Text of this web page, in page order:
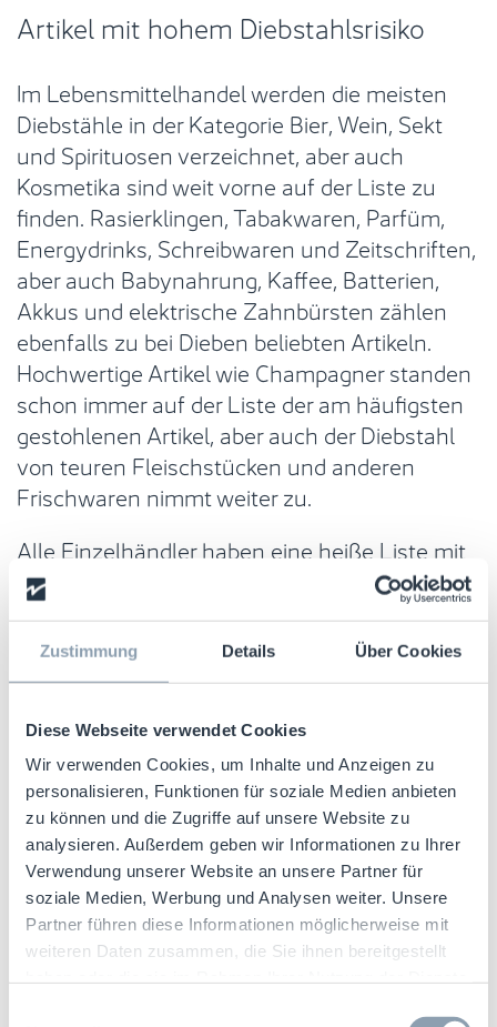
Zustimmung Details Über Cookies
Diese Webseite verwendet Cookies
Wir verwenden Cookies, um Inhalte und Anzeigen zu
personalisieren, Funktionen für soziale Medien anbieten
zu können und die Zugriffe auf unsere Website zu
analysieren. Außerdem geben wir Informationen zu Ihrer
Verwendung unserer Website an unsere Partner für
soziale Medien, Werbung und Analysen weiter. Unsere
Partner führen diese Informationen möglicherweise mit
weiteren Daten zusammen, die Sie ihnen bereitgestellt
Artikel mit hohem Diebstahlsrisiko
Im Lebensmittelhandel werden die meisten
Diebstähle in der Kategorie Bier, Wein, Sekt
und Spirituosen verzeichnet, aber auch
Kosmetika sind weit vorne auf der Liste zu
finden. Rasierklingen, Tabakwaren, Parfüm,
Energydrinks, Schreibwaren und Zeitschriften,
aber auch Babynahrung, Kaffee, Batterien,
Akkus und elektrische Zahnbürsten zählen
ebenfalls zu bei Dieben beliebten Artikeln.
Hochwertige Artikel wie Champagner standen
schon immer auf der Liste der am häufigsten
gestohlenen Artikel, aber auch der Diebstahl
von teuren Fleischstücken und anderen
Frischwaren nimmt weiter zu.
Alle Einzelhändler haben eine heiße Liste mit
den 20 bis 50 am häufigsten gestohlenen
Artikel, und diese am häufigsten gestohlenen
Artikel machen einen unverhältnismäßig
großen Anteil am Gesamtverlust aus.
häufigsten gestohlenen Artikel, kann man die
Gesamtverluste in kürzerer Zeit verringern, als
wenn man versucht, ganze Warengruppen
oder Warensortimente pauschal zu schützen.
Artikel mit hohem Warenschwund sind
naturgemäß in irgendeiner Form begehrt, so
dass es schwierig ist, ein Gleichgewicht
zwischen offener Warenpräsentation und dem